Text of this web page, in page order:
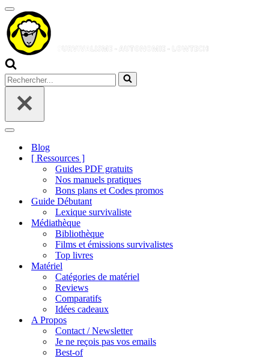
Menu
de
navigation
Rechercher...
Menu
navigation
Blog
[ Ressources ]
Guides PDF gratuits
Nos manuels pratiques
Bons plans et Codes promos
Guide Débutant
Lexique survivaliste
Médiathèque
Bibliothèque
Films et émissions survivalistes
Top livres
Matériel
Catégories de matériel
Reviews
Comparatifs
Idées cadeaux
A Propos
Contact / Newsletter
Je ne reçois pas vos emails
Best-of